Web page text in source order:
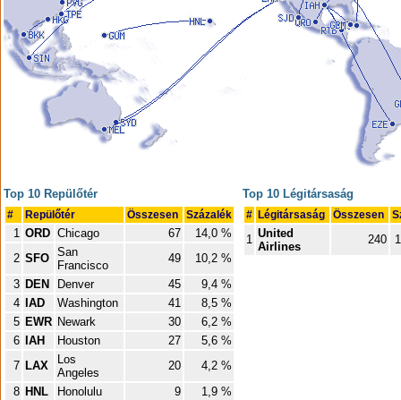
Top 10 Repülőtér
# Repülőtér Összesen Százalék
1 ORD Chicago 67
14,0 %
2 SFO San
Francisco
49
10,2 %
3 DEN Denver 45
9,4 %
4
IAD Washington 41
8,5 %
5 EWR Newark 30
6,2 %
6
IAH Houston 27
5,6 %
7 LAX
Los
Angeles
20
4,2 %
8 HNL Honolulu 9
1,9 %
Top 10 Légitársaság
# Légitársaság Összesen
1 United
Airlines
240